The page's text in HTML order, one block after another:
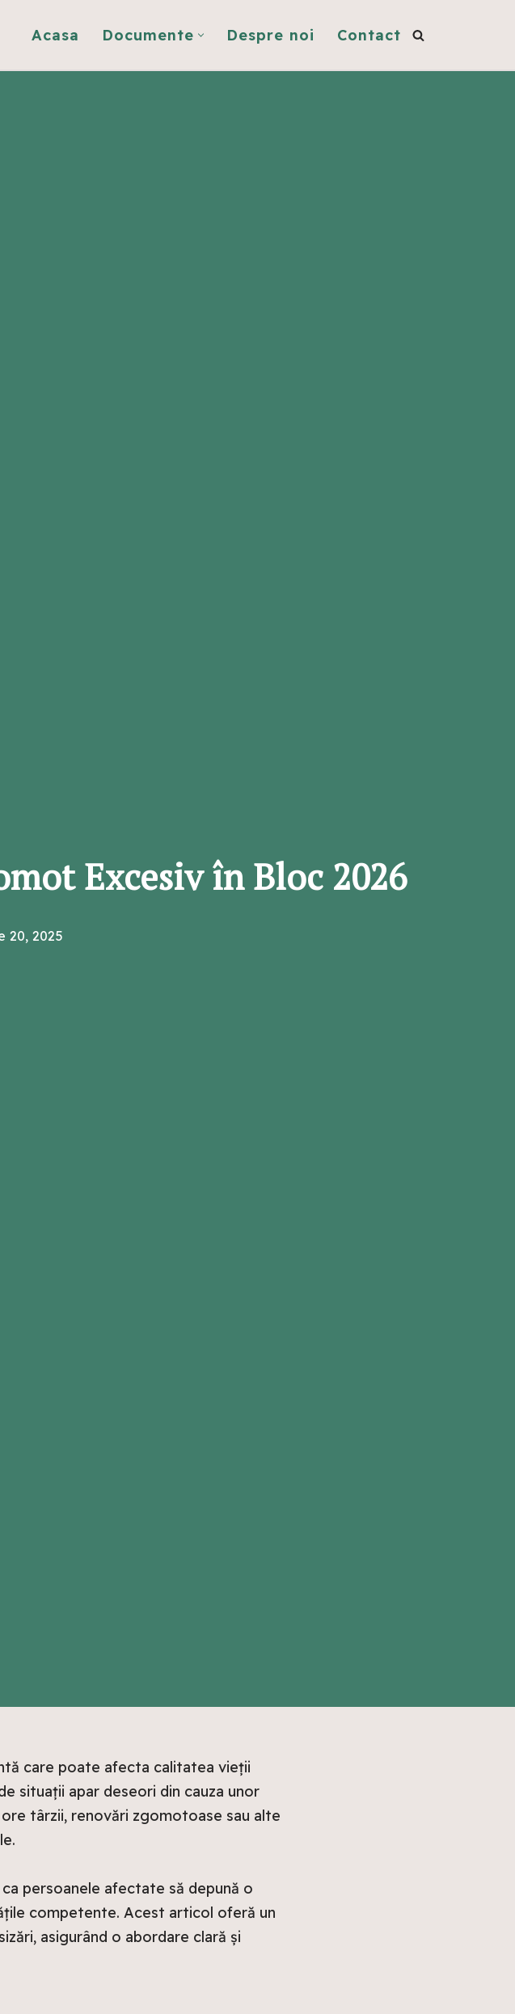
Acasa Documente Despre noi Contact
Excesiv în Bloc 2026
20, 2025
care poate afecta calitatea vieții
situații apar deseori din cauza unor
târzii, renovări zgomotoase sau alte
persoanele afectate să depună o
competente. Acest articol oferă un
asigurând o abordare clară și